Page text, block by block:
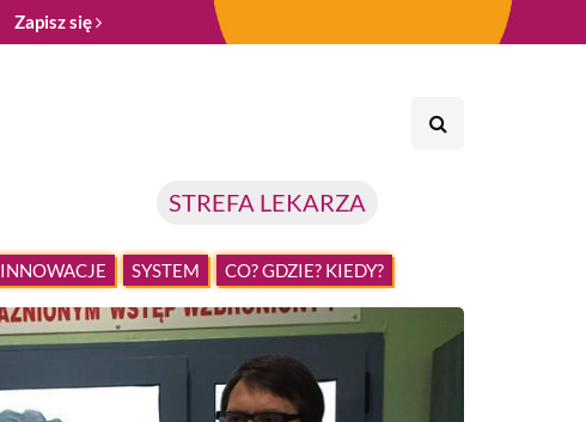
Zapisz się
STREFA LEKARZA
INNOWACJE SYSTEM CO? GDZIE? KIEDY?